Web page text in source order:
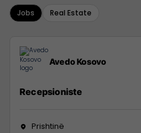
Jobs Real Estate
Avedo Kosovo
Recepsioniste
Prishtinë